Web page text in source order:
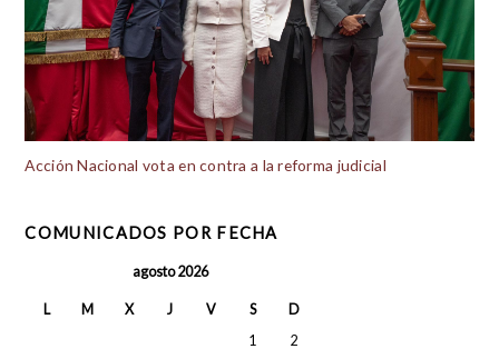
Acción Nacional vota en contra a la reforma judicial
COMUNICADOS POR FECHA
agosto 2026
L M X J V S D
1 2